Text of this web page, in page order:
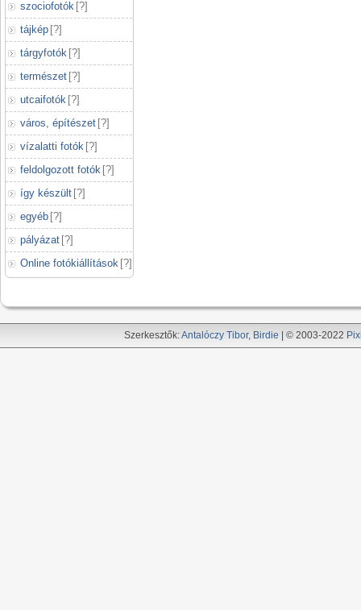
szociofotók [?]
tájkép [?]
tárgyfotók [?]
természet [?]
utcaifotók [?]
város, építészet [?]
vízalatti fotók [?]
feldolgozott fotók [?]
így készült [?]
egyéb [?]
pályázat [?]
Online fotókiállítások [?]
Szerkesztők:Antalóczy Tibor, Birdie | © 2003-2022